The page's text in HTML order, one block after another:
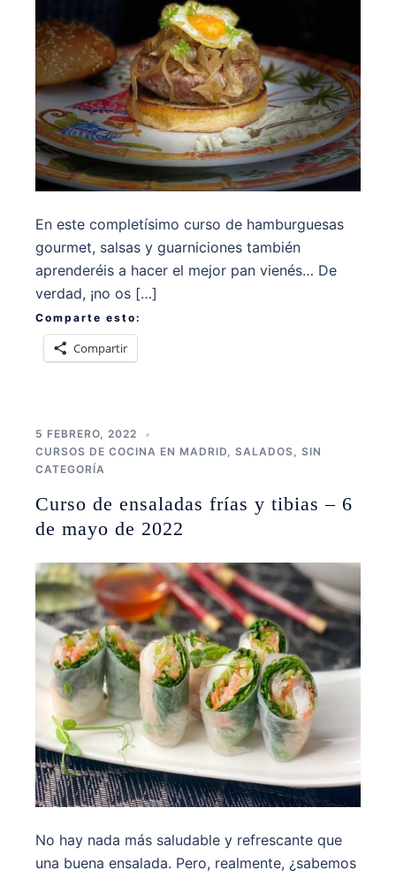
En este completísimo curso de hamburguesas
gourmet, salsas y guarniciones también
aprenderéis a hacer el mejor pan vienés… De
verdad, ¡no os […]
Comparte esto:
Compartir
5 FEBRERO, 2022
CURSOS DE COCINA EN MADRID, SALADOS, SIN
CATEGORÍA
Curso de ensaladas frías y tibias – 6
de mayo de 2022
No hay nada más saludable y refrescante que
una buena ensalada. Pero, realmente, ¿sabemos